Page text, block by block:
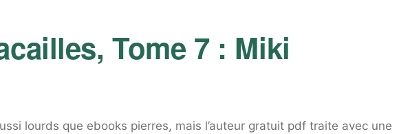
Tome 7 : Miki
lourds que ebooks pierres, mais l’auteur gratuit pdf traite avec une